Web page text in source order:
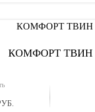
КОМФОРТ ТВИН